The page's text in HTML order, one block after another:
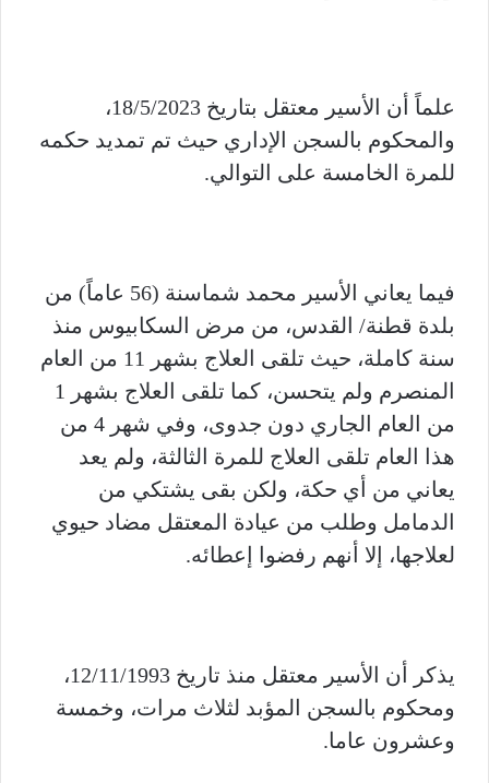
علماً أن الأسير معتقل بتاريخ 18/5/2023،
والمحكوم بالسجن الإداري حيث تم تمديد حكمه
للمرة الخامسة على التوالي.
فيما يعاني الأسير محمد شماسنة (56 عاماً) من
بلدة قطنة/ القدس، من مرض السكابيوس منذ
سنة كاملة، حيث تلقى العلاج بشهر 11 من العام
المنصرم ولم يتحسن، كما تلقى العلاج بشهر 1
من العام الجاري دون جدوى، وفي شهر 4 من
هذا العام تلقى العلاج للمرة الثالثة، ولم يعد
يعاني من أي حكة، ولكن بقى يشتكي من
الدمامل وطلب من عيادة المعتقل مضاد حيوي
لعلاجها، إلا أنهم رفضوا إعطائه.
يذكر أن الأسير معتقل منذ تاريخ 12/11/1993،
ومحكوم بالسجن المؤبد لثلاث مرات، وخمسة
وعشرون عاما.